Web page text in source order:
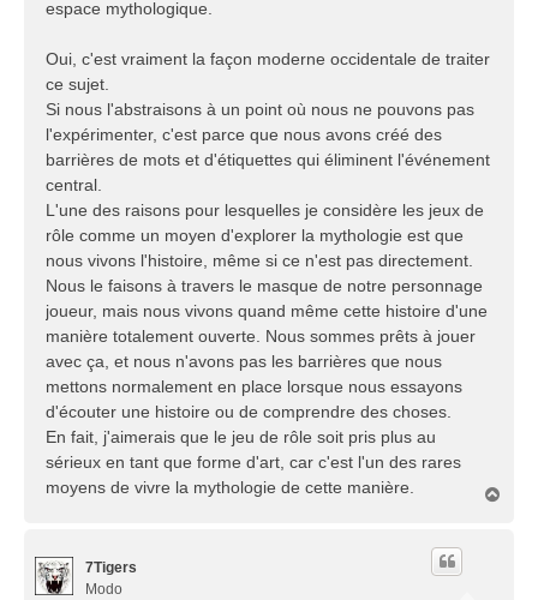
espace mythologique.
Oui, c'est vraiment la façon moderne occidentale de traiter
ce sujet.
Si nous l'abstraisons à un point où nous ne pouvons pas
l'expérimenter, c'est parce que nous avons créé des
barrières de mots et d'étiquettes qui éliminent l'événement
central.
L'une des raisons pour lesquelles je considère les jeux de
rôle comme un moyen d'explorer la mythologie est que
nous vivons l'histoire, même si ce n'est pas directement.
Nous le faisons à travers le masque de notre personnage
joueur, mais nous vivons quand même cette histoire d'une
manière totalement ouverte. Nous sommes prêts à jouer
avec ça, et nous n'avons pas les barrières que nous
mettons normalement en place lorsque nous essayons
d'écouter une histoire ou de comprendre des choses.
En fait, j'aimerais que le jeu de rôle soit pris plus au
sérieux en tant que forme d'art, car c'est l'un des rares
moyens de vivre la mythologie de cette manière.
7Tigers
Modo